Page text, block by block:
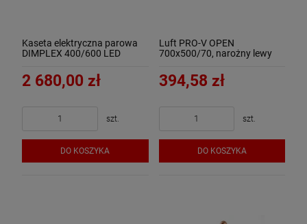
Kaseta elektryczna parowa
DIMPLEX 400/600 LED
2 680,00 zł
szt.
DO KOSZYKA
Luft PRO-V OPEN
700x500/70, narożny lewy
ArtFuego
394,58 zł
szt.
DO KOSZYKA